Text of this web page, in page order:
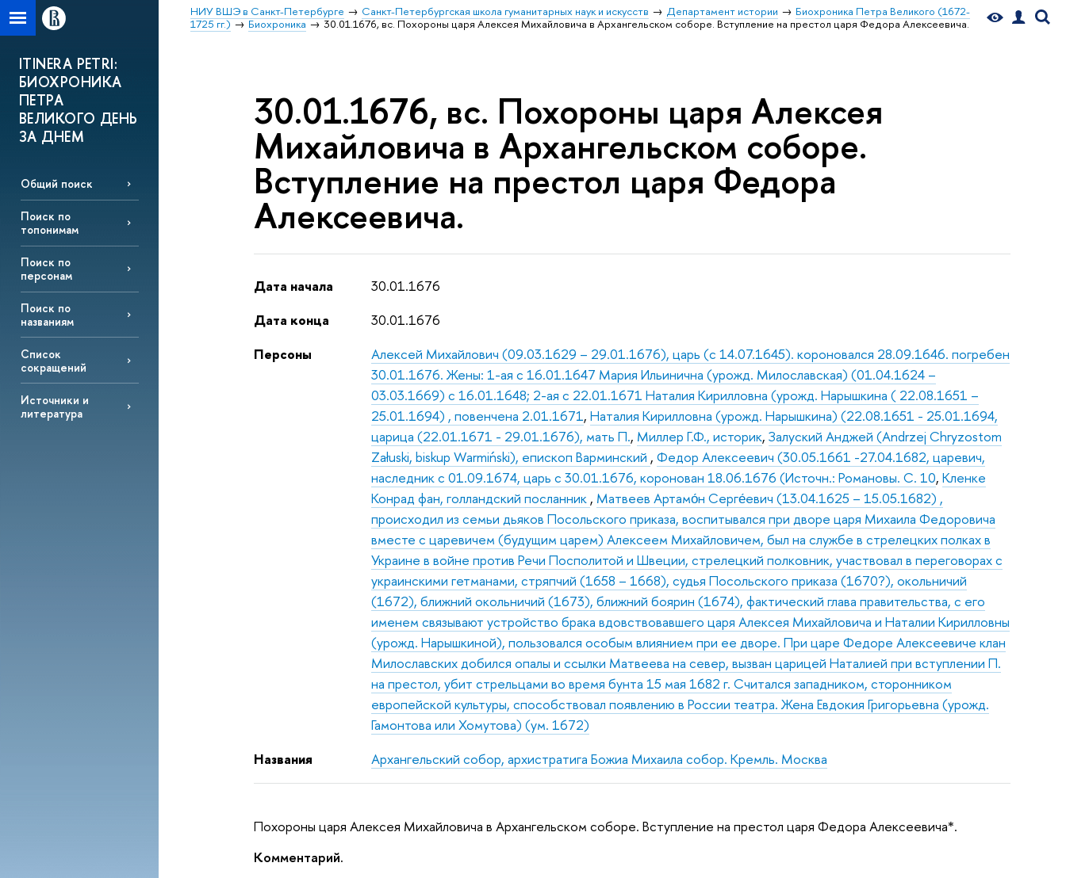
НИУ ВШЭ в Санкт-Петербурге Санкт-Петербургская школа гуманитарных наук и искусств Департамент истории
Биохроника Петра Великого (1672-
1725 гг.)
Биохроника 30.01.1676, вс. Похороны царя Алексея Михайловича в Архангельском соборе. Вступление на престол царя Федора Алексеевича.
ITINERA PETRI:
БИОХРОНИКА
ПЕТРА
ВЕЛИКОГО ДЕНЬ
ЗА ДНЕМ
Общий поиск
Поиск по
топонимам
Поиск по
персонам
Поиск по
названиям
Список
сокращений
Источники и
литература
30.01.1676, вс. Похороны царя Алексея
Михайловича в Архангельском соборе.
Вступление на престол царя Федора
Алексеевича.
Дата начала
30.01.1676
Дата конца
30.01.1676
Персоны
Алексей Михайлович (09.03.1629 – 29.01.1676), царь (с 14.07.1645). короновался 28.09.1646. погребен
30.01.1676. Жены: 1-ая с 16.01.1647 Мария Ильинична (урожд. Милославская) (01.04.1624 –
03.03.1669) с 16.01.1648; 2-ая с 22.01.1671 Наталия Кирилловна (урожд. Нарышкина ( 22.08.1651 –
25.01.1694) , повенчена 2.01.1671,Наталия Кирилловна (урожд. Нарышкина) (22.08.1651 - 25.01.1694,
царица (22.01.1671 - 29.01.1676), мать П., Миллер Г.Ф., историк,Залуский Анджей (Andrzej Chryzostom
Załuski, biskup Warmiński), епископ Варминский ,Федор Алексеевич (30.05.1661 -27.04.1682, царевич,
наследник с 01.09.1674, царь с 30.01.1676, коронован 18.06.1676 (Источн.: Романовы. С. 10,Кленке
Конрад фан, голландский посланник , Матвеев Артамо́н Серге́евич (13.04.1625 – 15.05.1682) ,
происходил из семьи дьяков Посольского приказа, воспитывался при дворе царя Михаила Федоровича
вместе с царевичем (будущим царем) Алексеем Михайловичем, был на службе в стрелецких полках в
Украине в войне против Речи Посполитой и Швеции, стрелецкий полковник, участвовал в переговорах с
украинскими гетманами, стряпчий (1658 – 1668), судья Посольского приказа (1670?), окольничий
(1672), ближний окольничий (1673), ближний боярин (1674), фактический глава правительства, с его
именем связывают устройство брака вдовствовавшего царя Алексея Михайловича и Наталии Кирилловны
(урожд. Нарышкиной), пользовался особым влиянием при ее дворе. При царе Федоре Алексеевиче клан
Милославских добился опалы и ссылки Матвеева на север, вызван царицей Наталией при вступлении П.
на престол, убит стрельцами во время бунта 15 мая 1682 г. Считался западником, сторонником
европейской культуры, способствовал появлению в России театра. Жена Евдокия Григорьевна (урожд.
Гамонтова или Хомутова) (ум. 1672)
Названия
Архангельский собор, архистратига Божиа Михаила собор. Кремль. Москва
Похороны царя Алексея Михайловича в Архангельском соборе. Вступление на престол царя Федора Алексеевича*.
Комментарий.